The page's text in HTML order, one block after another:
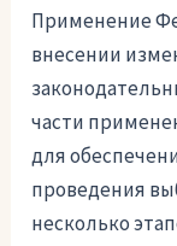
Применение
внесении
части
для
проведения
несколько